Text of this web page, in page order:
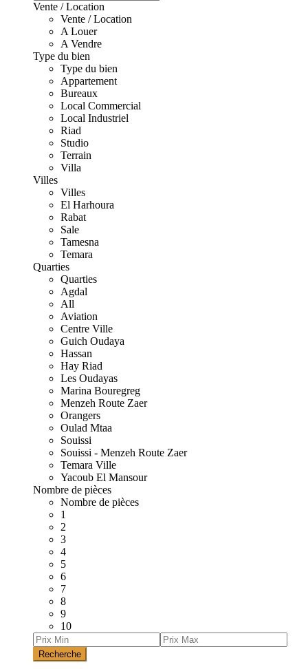
Vente / Location
Vente / Location
A Louer
A Vendre
Type du bien
Type du bien
Appartement
Bureaux
Local Commercial
Local Industriel
Riad
Studio
Terrain
Villa
Villes
Villes
El Harhoura
Rabat
Sale
Tamesna
Temara
Quarties
Quarties
Agdal
All
Aviation
Centre Ville
Guich Oudaya
Hassan
Hay Riad
Les Oudayas
Marina Bouregreg
Menzeh Route Zaer
Orangers
Oulad Mtaa
Souissi
Souissi - Menzeh Route Zaer
Temara Ville
Yacoub El Mansour
Nombre de pièces
Nombre de pièces
1
2
3
4
5
6
7
8
9
10
Recherche